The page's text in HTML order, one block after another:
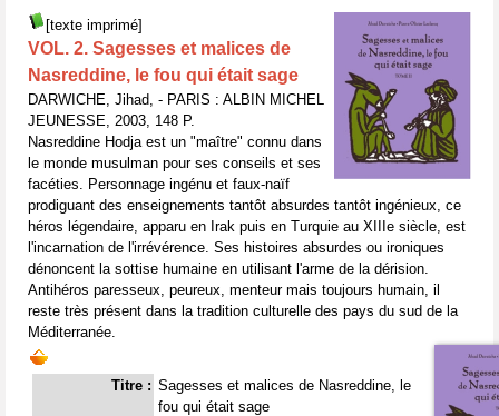
[texte imprimé]
VOL. 2. Sagesses et malices de
Nasreddine, le fou qui était sage
DARWICHE, Jihad, - PARIS : ALBIN MICHEL
JEUNESSE, 2003, 148 P.
Nasreddine Hodja est un "maître" connu dans
le monde musulman pour ses conseils et ses
facéties. Personnage ingénu et faux-naïf
prodiguant des enseignements tantôt absurdes tantôt ingénieux, ce
héros légendaire, apparu en Irak puis en Turquie au XIIIe siècle, est
l'incarnation de l'irrévérence. Ses histoires absurdes ou ironiques
dénoncent la sottise humaine en utilisant l'arme de la dérision.
Antihéros paresseux, peureux, menteur mais toujours humain, il
reste très présent dans la tradition culturelle des pays du sud de la
Méditerranée.
Titre : Sagesses et malices de Nasreddine, le
fou qui était sage